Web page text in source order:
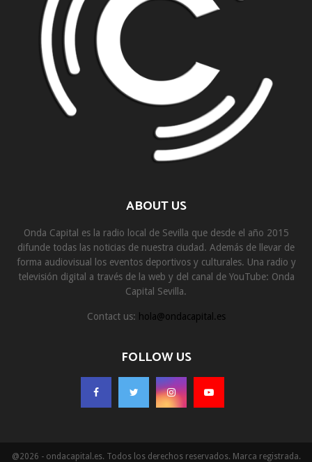
ABOUT US
Onda Capital es la radio local de Sevilla que desde el año 2015
difunde todas las noticias de nuestra ciudad. Además de llevar de
forma audiovisual los eventos deportivos y culturales. Una radio y
televisión digital a través de la web y del canal de YouTube: Onda
Capital Sevilla.
Contact us: hola@ondacapital.es
FOLLOW US
@2026 - ondacapital.es. Todos los derechos reservados. Marca registrada.